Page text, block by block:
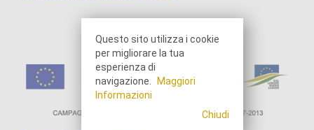
Questo sito utilizza i cookie
per migliorare la tua
esperienza di
navigazione.
Maggiori
Informazioni
Chiudi